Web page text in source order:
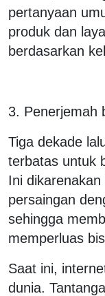
pertanyaan
produk dan
berdasarkan
3. Penerjemah
Tiga dekade
terbatas untuk
Ini
persaingan
sehingga
memperluas
Saat ini,
dunia.